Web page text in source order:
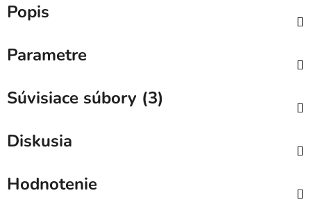
Popis
Parametre
Súvisiace súbory (3)
Diskusia
Hodnotenie